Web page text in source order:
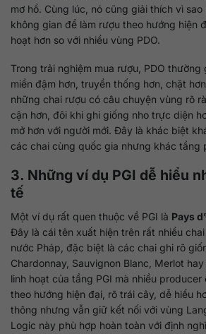
mơ hồ. Cùng lúc, nó cũng giải thích vì
không gian để làm rượu theo hướng hiện
hoạt hơn so với nhiều vùng PDO.
Trong trải nghiệm mua rượu, PDO thường
miền đậm hơn, truyền thống hơn, chặt
những chai rượu có câu chuyện vùng rõ
cận hơn, đôi khi ghi giống nho trực diện
mở hơn với người mới. Đây là khác biệt
các chai cùng quốc gia nhưng khác tầng
3. Những ví dụ PGI dễ hiểu
tế
Một ví dụ rất quen thuộc về PGI là Pays
Đây là cái tên xuất hiện trên rất nhiều
nước Pháp, đặc biệt là các chai ghi rõ
Chardonnay, Sauvignon Blanc, Merlot
linh hoạt của tầng PGI mà nhiều
theo hướng hiện đại, rõ trái cây, dễ hiểu
thông nhưng vẫn giữ kết nối với vùng
Logic này phù hợp hoàn toàn với định